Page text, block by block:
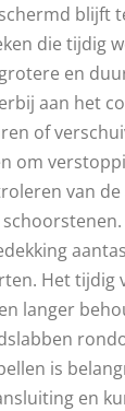
blijft
die tijdig
en
aan het
of
om
van
Het tijdig
langer
is
en